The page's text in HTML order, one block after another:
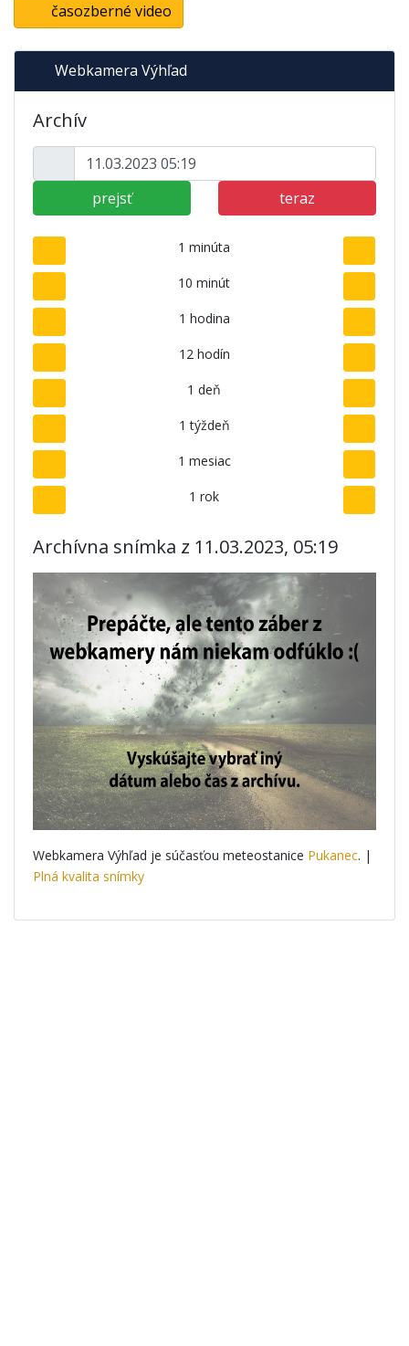
časozberné video
Webkamera Výhľad
Archív
prejsť teraz
1 minúta
10 minút
1 hodina
12 hodín
1 deň
1 týždeň
1 mesiac
1 rok
Archívna snímka z 11.03.2023, 05:19
Webkamera Výhľad je súčasťou meteostanice Pukanec. |
Plná kvalita snímky